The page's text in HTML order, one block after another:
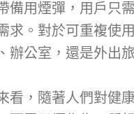
備用煙彈，用戶只
求。對於可重複使
辦公室，還是外出
看，隨著人們對健